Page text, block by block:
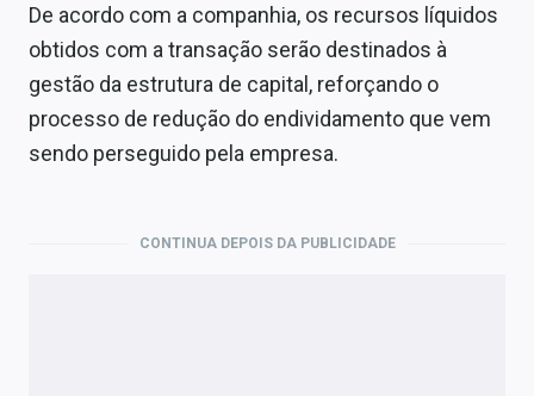
De acordo com a companhia, os recursos líquidos
obtidos com a transação serão destinados à
gestão da estrutura de capital, reforçando o
processo de redução do endividamento que vem
sendo perseguido pela empresa.
CONTINUA DEPOIS DA PUBLICIDADE